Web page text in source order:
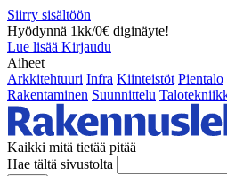
Siirry sisältöön
Hyödynnä 1kk/0€ diginäyte!
Lue lisää Kirjaudu
Aiheet
Arkkitehtuuri Infra Kiinteistöt Pientalo
Rakentaminen Suunnittelu
Kaikki mitä tietää pitää
Hae tältä sivustolta